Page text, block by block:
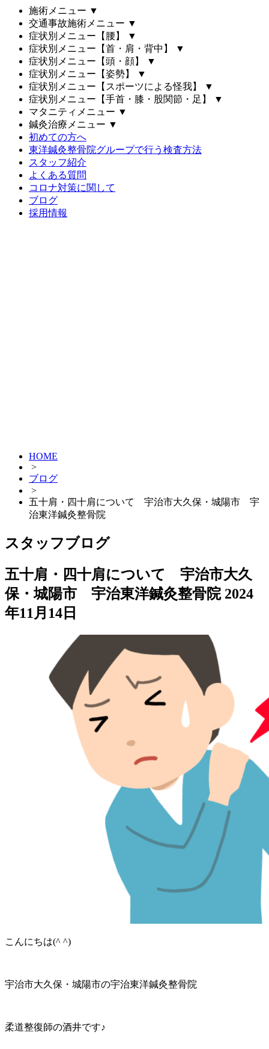
施術メニュー ▼
交通事故施術メニュー ▼
症状別メニュー【腰】
▼
症状別メニュー【首・肩・背中】
▼
症状別メニュー【頭・顔】
▼
症状別メニュー【姿勢】
▼
症状別メニュー【スポーツによる怪我】
▼
症状別メニュー【手首・膝・股関節・足】
▼
マタニティメニュー ▼
鍼灸治療メニュー ▼
初めての方へ
東洋鍼灸整骨院グループで行う検査方法
スタッフ紹介
よくある質問
コロナ対策に関して
ブログ
採用情報
HOME
>
ブログ
>
五十肩・四十肩について 宇治市大久保・城陽市 宇
治東洋鍼灸整骨院
スタッフブログ
五十肩・四十肩について 宇治市大久
保・城陽市 宇治東洋鍼灸整骨院 2024
年11月14日
こんにちは(^ ^)
宇治市大久保・城陽市の宇治東洋鍼灸整骨院
柔道整復師の酒井です♪